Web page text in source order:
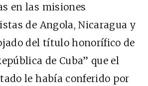
en las misiones
de Angola, Nicaragua y
del título honorífico de
de Cuba” que el
le había conferido por